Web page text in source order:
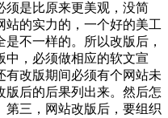
须是比原来更美观，没简
站的实力的，一个好的美工
不一样的。所以改版后，
中，必须做相应的软文宣
有改版期间必须有个网站未
版后的后果列出来。然后怎
第三，网站改版后，要组织